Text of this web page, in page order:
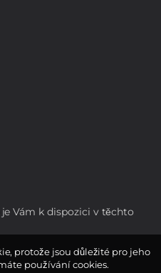
Vám k dispozici v těchto
protože jsou důležité pro jeho
používání cookies.